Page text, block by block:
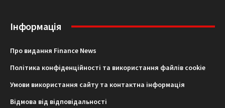
Інформація
Про видання Finance News
Політика конфіденційності та використання файлів cookie
Умови використання сайту та контактна інформація
Відмова від відповідальності